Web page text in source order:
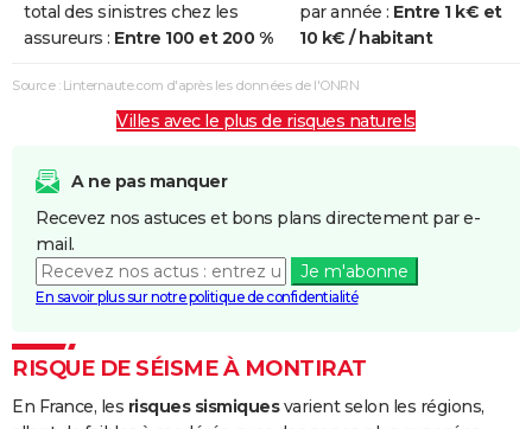
Inondations
et/ou
Coulées de
06/12/1996 12/12/1996 7 j Oui
et/ou
Inondations
et/ou
Boue
22/01/1992 25/01/1992 4 j
Inondations
06/11/1982 10/11/1982 5 j Oui
total des sinistres chez les
assureurs : Entre 100 et 200 %
par année : Entre 1 k€ et
10 k€ / habitant
Source : Linternaute.com d'après les données de l'ONRN
Villes avec le plus de risques naturels
A ne pas manquer
Recevez nos astuces et bons plans directement par e-
mail.
Je m'abonne
En savoir plus sur notre politique de confidentialité
RISQUE DE SÉISME À MONTIRAT
En France, les risques sismiquesvarient selon les régions,